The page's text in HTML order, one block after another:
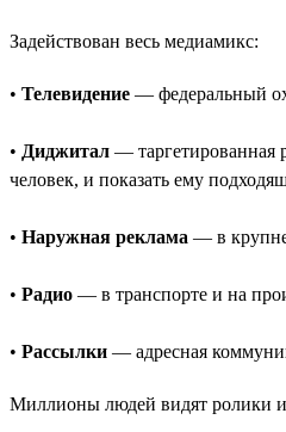
Задействован весь медиамикс:
• Телевидение — федеральный
• Диджитал — таргетированная
человек, и показать ему
• Наружная реклама — в
• Радио — в транспорте и на
• Рассылки — адресная
Миллионы людей видят ролики